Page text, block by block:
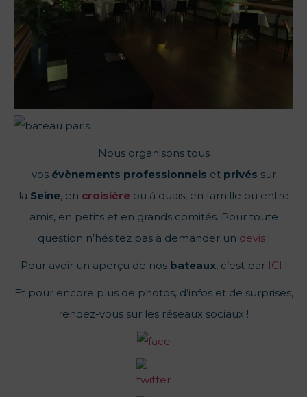
Nous organisons tous
vos évènements professionnels et privés sur
la Seine, en croisière ou à quais, en famille ou entre
amis, en petits et en grands comités. Pour toute
question n’hésitez pas à demander un devis!
Pour avoir un aperçu de nos bateaux, c’est parICI !
Et pour encore plus de photos, d’infos et de surprises,
rendez-vous sur les réseaux sociaux !